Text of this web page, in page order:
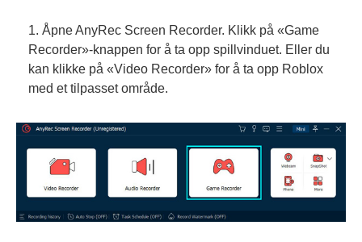
1. Åpne AnyRec Screen Recorder. Klikk på «Game
Recorder»-knappen for å ta opp spillvinduet. Eller du
kan klikke på «Video Recorder» for å ta opp Roblox
med et tilpasset område.